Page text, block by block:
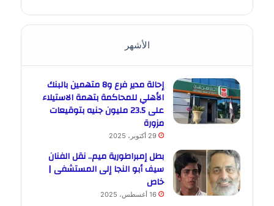
الأشهر
إحالة مدير فرع و8 متهمين بالبنك
الأهلي للمحاكمة بتهمة الاستيلاء
على 23.5 مليون جنيه بتوقيعات
مزورة
29 أكتوبر، 2025
بطل إمبراطورية ميم.. نقل الفنان
سيف أبو النجا إلى المستشفى |
خاص
16 أغسطس، 2025